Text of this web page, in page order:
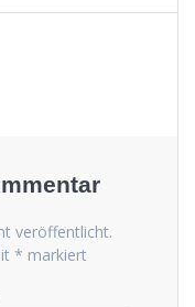
veröffentlicht.
* markiert